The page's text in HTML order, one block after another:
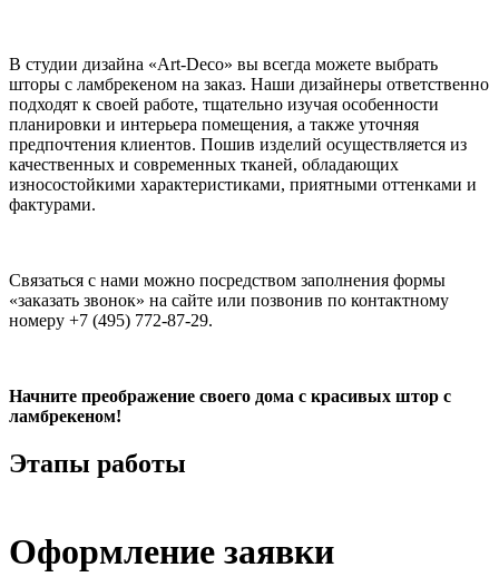
В студии дизайна «Art-Deco» вы всегда можете выбрать
шторы с ламбрекеном на заказ. Наши дизайнеры ответственно
подходят к своей работе, тщательно изучая особенности
планировки и интерьера помещения, а также уточняя
предпочтения клиентов. Пошив изделий осуществляется из
качественных и современных тканей, обладающих
износостойкими характеристиками, приятными оттенками и
фактурами.
Связаться с нами можно посредством заполнения формы
«заказать звонок» на сайте или позвонив по контактному
номеру +7 (495) 772-87-29.
Начните преображение своего дома с красивых штор с
ламбрекеном!
Этапы работы
Оформление заявки